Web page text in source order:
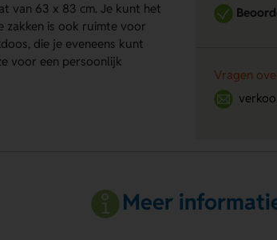
van 63 x 83 cm. Je kunt het
zakken is ook ruimte voor
die je eveneens kunt
voor een persoonlijk
Vragen
Meer